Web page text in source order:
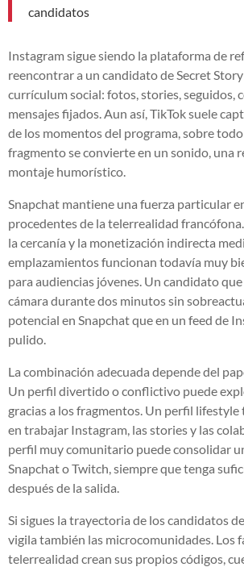
candidatos
Instagram sigue siendo la plataforma de
reencontrar a un candidato de Secret Story
currículum social: fotos, stories, seguidos,
mensajes fijados. Aun así, TikTok suele
de los momentos del programa, sobre
fragmento se convierte en un sonido, una
montaje humorístico.
Snapchat mantiene una fuerza particular
procedentes de la telerrealidad
la cercanía y la monetización indirecta
emplazamientos funcionan todavía muy
para audiencias jóvenes. Un candidato
cámara durante dos minutos sin
potencial en Snapchat que en un feed de
pulido.
La combinación adecuada depende del
Un perfil divertido o conflictivo puede
gracias a los fragmentos. Un perfil
en trabajar Instagram, las stories y las
perfil muy comunitario puede consolidar
Snapchat o Twitch, siempre que tenga
después de la salida.
Si sigues la trayectoria de los candidatos
vigila también las microcomunidades. Los
telerrealidad crean sus propios códigos,